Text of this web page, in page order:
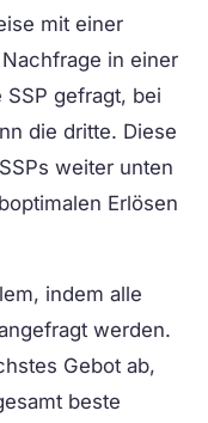
mit einer
in einer
SSP gefragt, bei
die dritte. Diese
weiter unten
Erlösen
indem alle
werden.
Gebot ab,
beste